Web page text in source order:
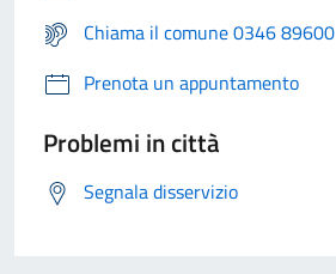
Chiama il comune 0346 89600
Prenota un appuntamento
Problemi in città
Segnala disservizio